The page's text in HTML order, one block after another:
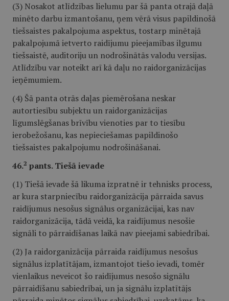
(3) Nosakot atlīdzības lielumu par šā panta otrajā daļā
minēto darbu izmantošanu, ņem vērā visus papildinošā
tiešsaistes pakalpojuma aspektus, tostarp minētajā
pakalpojumā ietverto raidījumu pieejamības ilgumu
tiešsaistē, auditoriju un nodrošinātās valodu versijas.
Atlīdzību var noteikt arī kā daļu no raidorganizācijas
ieņēmumiem.
(4) Šā panta otrās daļas piemērošana neskar
autortiesību subjektu un raidorganizācijas
līgumslēgšanas brīvību vienoties par to tiesību
ierobežošanu, kas nepieciešamas papildinošo
tiešsaistes pakalpojumu nodrošināšanai.
46.2 pants. Tiešā ievade
(1) Tiešā ievade šā likuma izpratnē ir tehnisks process,
ar kura starpniecību raidorganizācija pārraida savus
raidījumus nesošus signālus organizācijai, kas nav
raidorganizācija, tādā veidā, ka raidījumus nesošie
signāli to pārraidīšanas laikā nav pieejami sabiedrībai.
(2) Ja raidorganizācija pārraida raidījumus nesošus
signālus izplatītājam, izmantojot tiešo ievadi, tomēr
vienlaikus neveicot šo raidījumus nesošo signālu
pārraidīšanu sabiedrībai, un ja signālu izplatītājs